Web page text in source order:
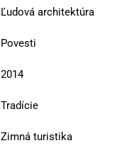
Ľudová architektúra
Povesti
2014
Tradície
Zimná turistika